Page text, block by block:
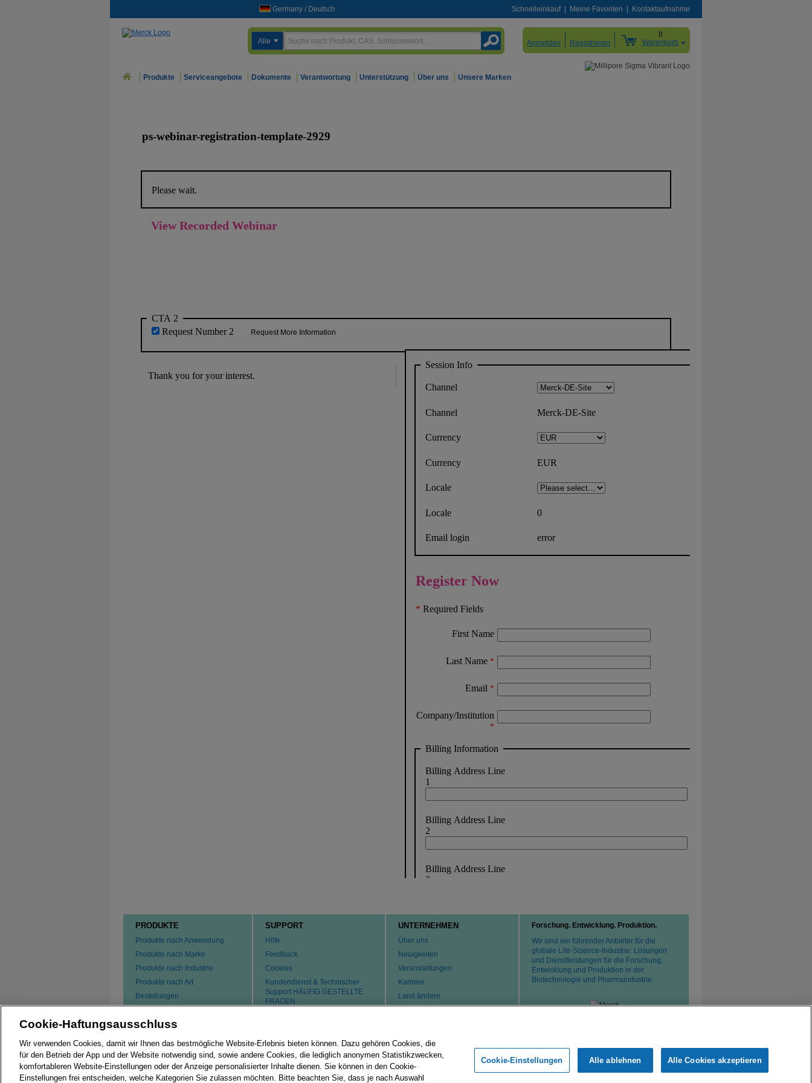
Germany / Deutsch Schnelleinkauf Meine Favoriten Kontaktaufnahme
Alle Anmelden Registrieren
0
Warenkorb
Produkte Serviceangebote Dokumente Verantwortung Unterstützung Über uns Unsere Marken
PRODUKTE
Produkte nach Anwendung
Produkte nach Marke
Produkte nach Industrie
Produkte nach Art
Bestellungen
SUPPORT
Hilfe
Feedback
Cookies
Kundendienst & Technischer
Support HÄUFIG GESTELLTE
FRAGEN
UNTERNEHMEN
Über uns
Neuigkeiten
Veranstaltungen
Karriere
Land ändern
Forschung. Entwicklung. Produktion.
Wir sind ein führender Anbieter für die
globale Life-Science-Industrie: Lösungen
und Dienstleistungen für die Forschung,
Entwicklung und Produktion in der
Biotechnologie und Pharmaindustrie.
Merck-Gruppe Impressum Nutzungsbedingungen Datenschutzerklärung Verkaufsbedingungen
Cookie-Haftungsausschluss
Wir verwenden Cookies, damit wir Ihnen das bestmögliche Website-Erlebnis bieten können. Dazu gehören Cookies, die
für den Betrieb der App und der Website notwendig sind, sowie andere Cookies, die lediglich anonymen Statistikzwecken,
komfortableren Website-Einstellungen oder der Anzeige personalisierter Inhalte dienen. Sie können in den Cookie-
Einstellungen frei entscheiden, welche Kategorien Sie zulassen möchten. Bitte beachten Sie, dass je nach Auswahl
Cookie-Einstellungen Alle ablehnen Alle Cookies akzeptieren